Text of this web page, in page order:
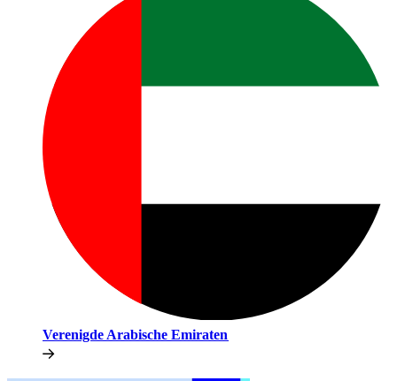
Verenigde Arabische Emiraten​​